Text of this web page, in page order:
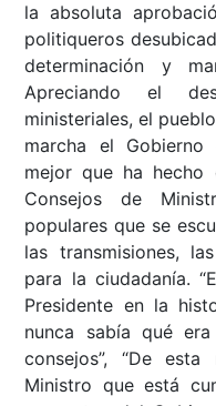
la absoluta
politiqueros
determinación y
Apreciando el
ministeriales, el
marcha el
mejor que ha hecho
Consejos de
populares que se
las transmisiones,
para la ciudadanía.
Presidente en la
nunca sabía qué
consejos”, “De
Ministro que está